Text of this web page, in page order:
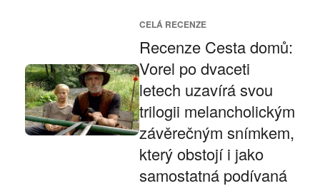
CELÁ RECENZE
Recenze Cesta domů:
Vorel po dvaceti
letech uzavírá svou
trilogii melancholickým
závěrečným snímkem,
který obstojí i jako
samostatná podívaná